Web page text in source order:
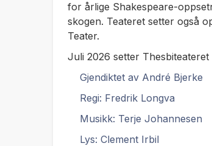
for årlige Shakespeare-
skogen. Teateret setter også
Teater.
Juli 2026 setter
Gjendiktet av André Bjerke
Regi: Fredrik Longva
Musikk: Terje Johannesen
Lys: Clement Irbil